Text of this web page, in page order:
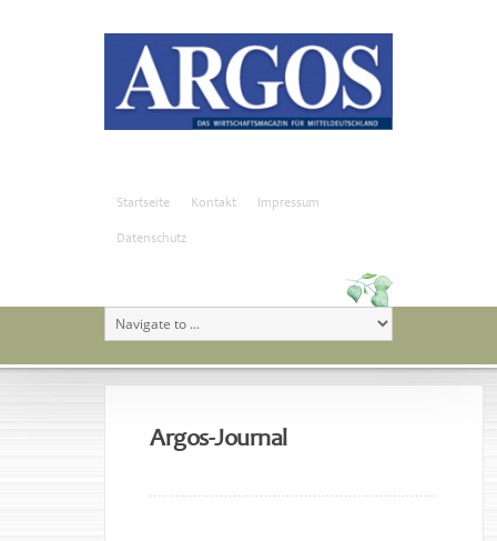
Startseite Kontakt Impressum
Datenschutz
Argos-Journal